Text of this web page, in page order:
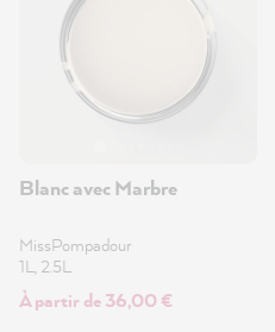
Blanc avec Marbre
MissPompadour
1L, 2.5L
À partir de 36,00 €